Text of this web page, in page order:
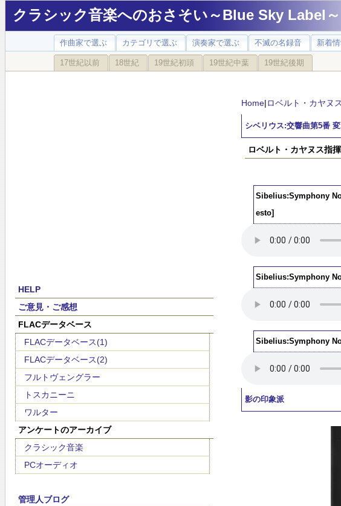
クラシック音楽へのおさそい～Blue Sky Label～
作曲家で選ぶ カテゴリで選ぶ 演奏家で選ぶ 不滅の名録音 新着
17世紀以前 18世紀 19世紀初頭 19世紀中葉 19世紀後期
HELP
ご意見・ご感想
FLACデータベース
FLACデータベース(1)
FLACデータベース(2)
フルトヴェングラー
トスカニーニ
ワルター
アンケートのアーカイブ
クラシック音楽
PCオーディオ
管理人ブログ
Home|ロベルト・カヤヌ
シベリウス:交響曲第5番
ロベルト・カヤヌス指
Sibelius:Symphony
esto]
Sibelius:Symphony
Sibelius:Symphony
影の印象派